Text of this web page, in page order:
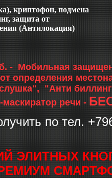
криптофон, подмена
защита от
(Антилокация)
- Мобильная
определения
"Анти
речи -
по тел.
ЭЛИТНЫХ